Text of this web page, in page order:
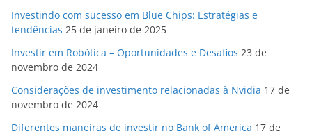
Investindo com sucesso em Blue Chips: Estratégias e
tendências 25 de janeiro de 2025
Investir em Robótica – Oportunidades e Desafios 23 de
novembro de 2024
Considerações de investimento relacionadas à Nvidia 17 de
novembro de 2024
Diferentes maneiras de investir no Bank of America 17 de